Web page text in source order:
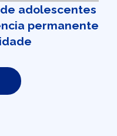
adolescentes
permanente